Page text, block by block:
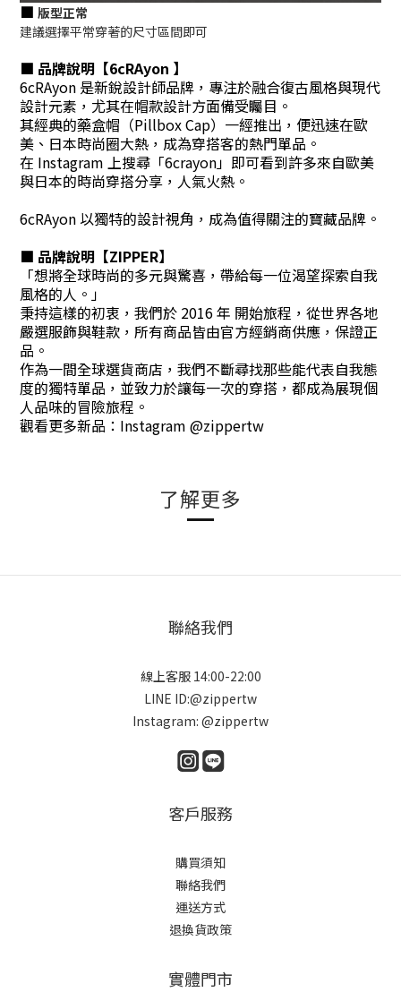
■ 版型正常
建議選擇平常穿著的尺寸區間即可
■ 品牌說明 【6cRAyon 】
6cRAyon 是新銳設計師品牌，專注於融合復古風格與現代
設計元素，尤其在帽款設計方面備受矚目。
其經典的藥盒帽（Pillbox Cap）一經推出，便迅速在歐
美、日本時尚圈大熱，成為穿搭客的熱門單品。
在 Instagram 上搜尋「6crayon」即可看到許多來自歐美
與日本的時尚穿搭分享，人氣火熱。
6cRAyon 以獨特的設計視角，成為值得關注的寶藏品牌。
■ 品牌說明【ZIPPER】
「想將全球時尚的多元與驚喜，帶給每一位渴望探索自我
風格的人。」
秉持這樣的初衷，我們於 2016 年 開始旅程，從世界各地
嚴選服飾與鞋款，所有商品皆由官方經銷商供應，保證正
品。
作為一間全球選貨商店，我們不斷尋找那些能代表自我態
度的獨特單品，並致力於讓每一次的穿搭，都成為展現個
人品味的冒險旅程。
觀看更多新品：Instagram @zippertw
了解更多
聯絡我們
線上客服 14:00-22:00
LINE ID:@zippertw
Instagram: @zippertw
客戶服務
購買須知
聯絡我們
運送方式
退換貨政策
實體門市